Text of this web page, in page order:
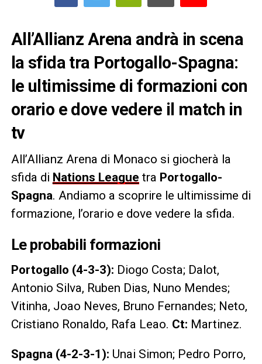
All’Allianz Arena andrà in scena
la sfida tra Portogallo-Spagna:
le ultimissime di formazioni con
orario e dove vedere il match in
tv
All’Allianz Arena di Monaco si giocherà la
sfida di Nations League tra Portogallo-
Spagna. Andiamo a scoprire le ultimissime di
formazione, l’orario e dove vedere la sfida.
Le probabili formazioni
Portogallo (4-3-3): Diogo Costa; Dalot,
Antonio Silva, Ruben Dias, Nuno Mendes;
Vitinha, Joao Neves, Bruno Fernandes; Neto,
Cristiano Ronaldo, Rafa Leao. Ct: Martinez.
Spagna (4-2-3-1): Unai Simon; Pedro Porro,